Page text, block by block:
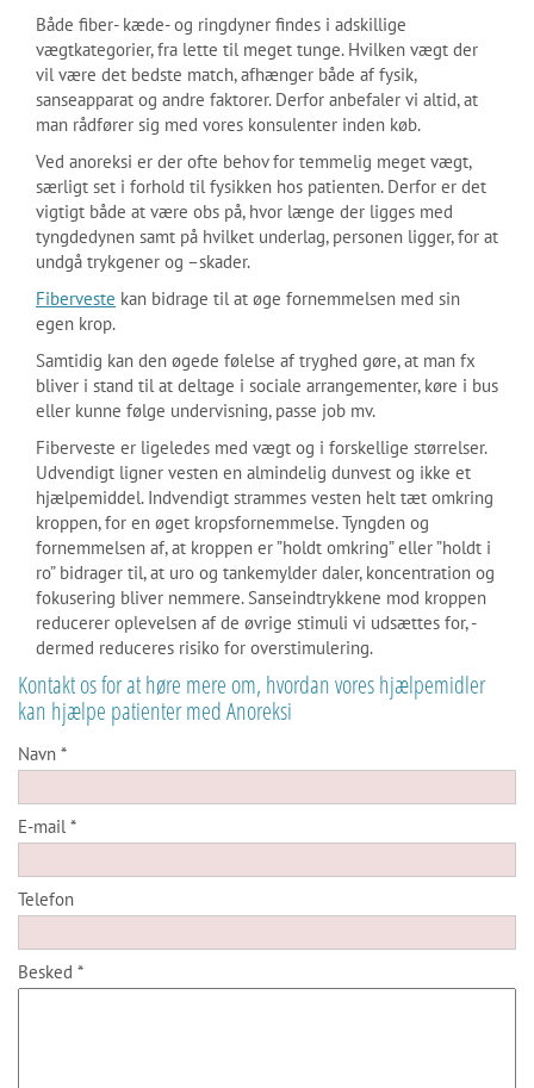
Både fiber- kæde- og ringdyner findes i adskillige
vægtkategorier, fra lette til meget tunge. Hvilken vægt der
vil være det bedste match, afhænger både af fysik,
sanseapparat og andre faktorer. Derfor anbefaler vi altid, at
man rådfører sig med vores konsulenter inden køb.
Ved anoreksi er der ofte behov for temmelig meget vægt,
særligt set i forhold til fysikken hos patienten. Derfor er det
vigtigt både at være obs på, hvor længe der ligges med
tyngdedynen samt på hvilket underlag, personen ligger, for at
undgå trykgener og –skader.
Fiberveste kan bidrage til at øge fornemmelsen med sin
egen krop.
Samtidig kan den øgede følelse af tryghed gøre, at man fx
bliver i stand til at deltage i sociale arrangementer, køre i bus
eller kunne følge undervisning, passe job mv.
Fiberveste er ligeledes med vægt og i forskellige størrelser.
Udvendigt ligner vesten en almindelig dunvest og ikke et
hjælpemiddel. Indvendigt strammes vesten helt tæt omkring
kroppen, for en øget kropsfornemmelse. Tyngden og
fornemmelsen af, at kroppen er ”holdt omkring” eller ”holdt i
ro” bidrager til, at uro og tankemylder daler, koncentration og
fokusering bliver nemmere. Sanseindtrykkene mod kroppen
reducerer oplevelsen af de øvrige stimuli vi udsættes for, -
dermed reduceres risiko for overstimulering.
Kontakt os for at høre mere om, hvordan vores hjælpemidler
kan hjælpe patienter med Anoreksi
Navn *
E-mail *
Telefon
Besked *